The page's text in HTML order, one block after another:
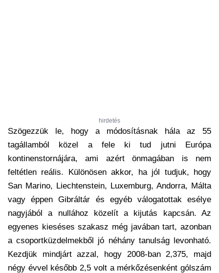
hirdetés
Szögezzük le, hogy a módosításnak hála az 55
tagállamból közel a fele ki tud jutni Európa
kontinenstornájára, ami azért önmagában is nem
feltétlen reális. Különösen akkor, ha jól tudjuk, hogy
San Marino, Liechtenstein, Luxemburg, Andorra, Málta
vagy éppen Gibráltár és egyéb válogatottak esélye
nagyjából a nullához közelít a kijutás kapcsán. Az
egyenes kieséses szakasz még javában tart, azonban
a csoportküzdelmekből jó néhány tanulság levonható.
Kezdjük mindjárt azzal, hogy 2008-ban 2,375, majd
négy évvel később 2,5 volt a mérkőzésenként gólszám